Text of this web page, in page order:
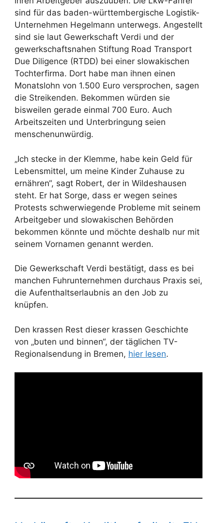
sind für das baden-württembergische Logistik-
Unternehmen Hegelmann unterwegs. Angestellt
sind sie laut Gewerkschaft Verdi und der
gewerkschaftsnahen Stiftung Road Transport
Due Diligence (RTDD) bei einer slowakischen
Tochterfirma. Dort habe man ihnen einen
Monatslohn von 1.500 Euro versprochen, sagen
die Streikenden. Bekommen würden sie
bisweilen gerade einmal 700 Euro. Auch
Arbeitszeiten und Unterbringung seien
menschenunwürdig.
„Ich stecke in der Klemme, habe kein Geld für
Lebensmittel, um meine Kinder Zuhause zu
ernähren“, sagt Robert, der in Wildeshausen
steht. Er hat Sorge, dass er wegen seines
Protests schwerwiegende Probleme mit seinem
Arbeitgeber und slowakischen Behörden
bekommen könnte und möchte deshalb nur mit
seinem Vornamen genannt werden.
Die Gewerkschaft Verdi bestätigt, dass es bei
manchen Fuhrunternehmen durchaus Praxis sei,
die Aufenthaltserlaubnis an den Job zu
knüpfen.
Den krassen Rest dieser krassen Geschichte
von „buten und binnen“, der täglichen TV-
Regionalsendung in Bremen, hier lesen.